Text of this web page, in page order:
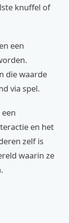
knuffel of
een
die waarde
via spel.
en het
zelf is
waarin ze